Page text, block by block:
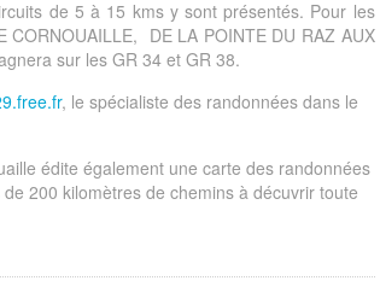
de 5 à 15 kms y sont présentés. Pour les
DE LA POINTE DU RAZ AUX
sur les GR 34 et GR 38.
, le spécialiste des randonnées dans le
édite également une carte des randonnées
200 kilomètres de chemins à décuvrir toute